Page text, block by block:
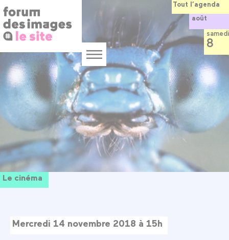
au
contenu
principal
Menu
Le cinéma
Mercredi 14 novembre 2018 à 15h
Tout l’agenda
août
samedi
8